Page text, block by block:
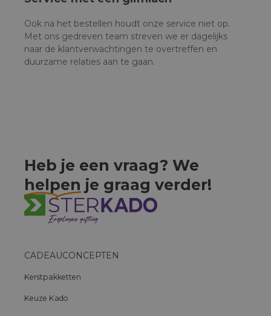
Ook na het bestellen houdt onze service niet op.
Met ons gedreven team streven we er dagelijks
naar de klantverwachtingen te overtreffen en
duurzame relaties aan te gaan.
Heb je een vraag? We
helpen je graag verder!
CADEAUCONCEPTEN
Kerstpakketten
Keuze Kado